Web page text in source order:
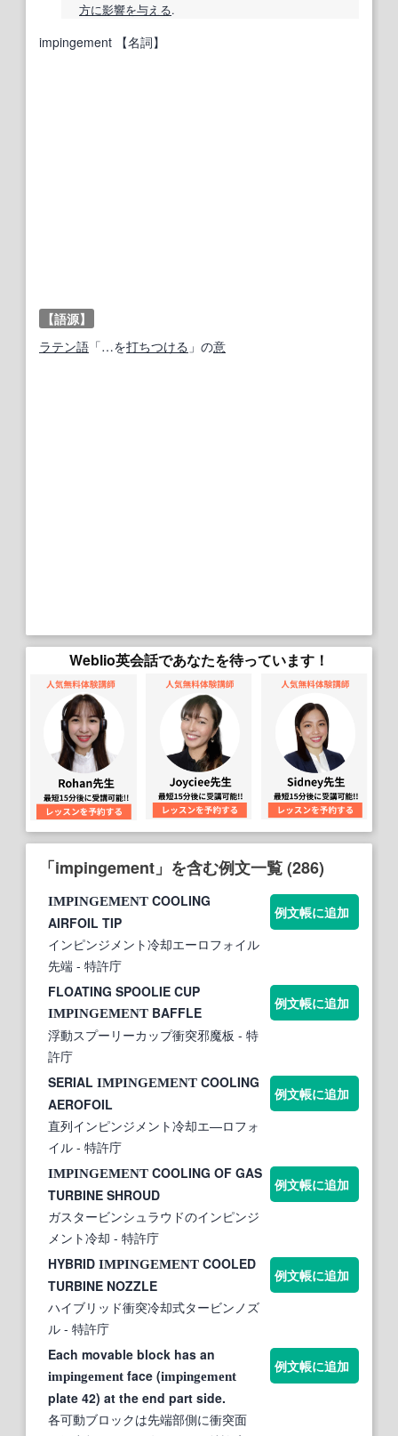
方に影響を与える.
impingement 【名詞】
【語源】
ラテン語 「…を打ちつける 」の意
Weblio英会話であなたを待っています！
「impingement」を含む例文一覧 (286)
IMPINGEMENT COOLING
AIRFOIL TIP
インピンジメント冷却エーロフォイル
先端 - 特許庁
例文帳に追加
FLOATING SPOOLIE CUP
IMPINGEMENT BAFFLE
浮動スプーリーカップ衝突邪魔板 - 特
許庁
例文帳に追加
SERIAL IMPINGEMENT COOLING
AEROFOIL
直列インピンジメント冷却エ—ロフォ
イル - 特許庁
例文帳に追加
IMPINGEMENT COOLING OF GAS
TURBINE SHROUD
ガスタービンシュラウドのインピンジ
メント冷却 - 特許庁
例文帳に追加
HYBRID IMPINGEMENT COOLED
TURBINE NOZZLE
ハイブリッド衝突冷却式タービンノズ
ル - 特許庁
例文帳に追加
Each movable block has an
impingement face (impingement
plate 42) at the end part side.
各可動ブロックは先端部側に衝突面
例文帳に追加